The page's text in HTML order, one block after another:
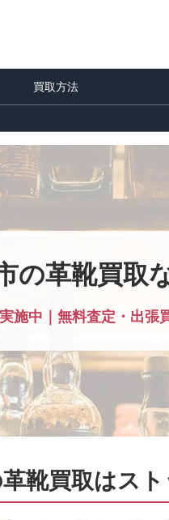
買取方法
の革靴買取
施中｜無料査定・出張
靴買取はス